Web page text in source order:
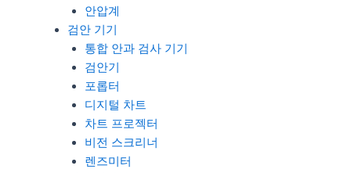
안압계
검안 기기
통합 안과 검사 기기
검안기
포롭터
디지털 차트
차트 프로젝터
비전 스크리너
렌즈미터